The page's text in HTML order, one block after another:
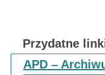
Przydatne
APD –